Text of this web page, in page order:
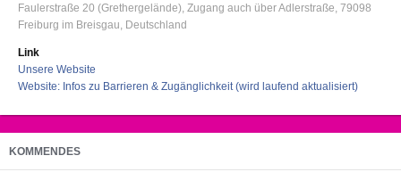
Faulerstraße 20 (Grethergelände) Zugang auch über Adlerstraße 79098
Freiburg im Breisgau Deutschland
Link
Unsere Website
Website: Infos zu Barrieren & Zugänglichkeit (wird laufend aktualisiert)
KOMMENDES